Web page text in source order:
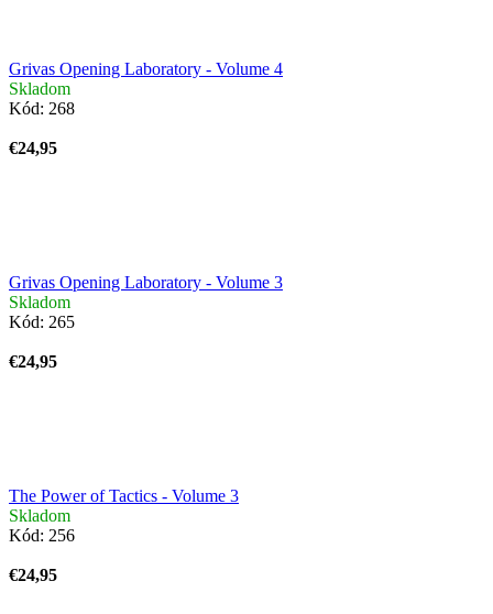
Grivas Opening Laboratory - Volume 4
Skladom
Kód: 268
€24,95
Grivas Opening Laboratory - Volume 3
Skladom
Kód: 265
€24,95
The Power of Tactics - Volume 3
Skladom
Kód: 256
€24,95